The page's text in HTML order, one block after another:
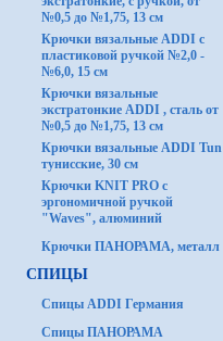
№0,5 до №1,75, 13 см
Крючки вязальные ADDI с
пластиковой ручкой №2,0 -
№6,0, 15 см
Крючки вязальные
экстратонкие ADDI , сталь от
№0,5 до №1,75, 13 см
Крючки вязальные ADDI Tun
тунисские, 30 см
Крючки KNIT PRO с
эргономичной ручкой
"Waves", алюминий
Крючки ПАНОРАМА, металл
СПИЦЫ
Спицы ADDI Германия
Спицы ПАНОРАМА